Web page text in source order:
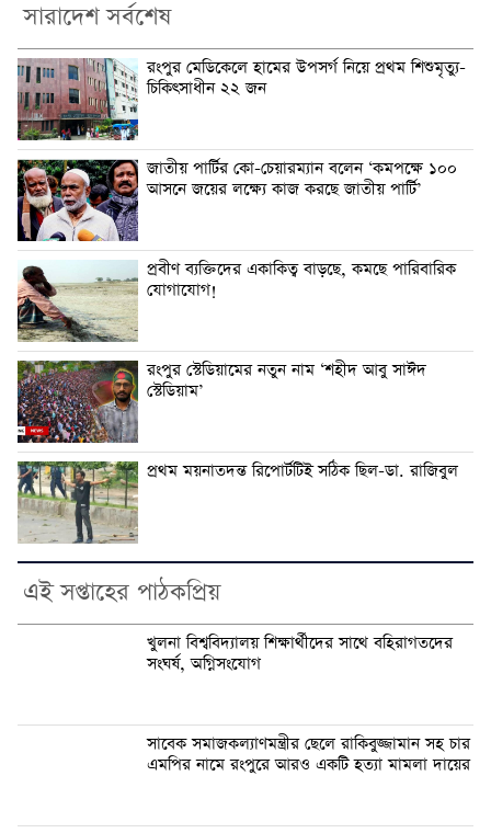
সারাদেশ সর্বশেষ
রংপুর মেডিকেলে হামের উপসর্গ নিয়ে প্রথম শিশুমৃত্যু-
চিকিৎসাধীন ২২ জন
জাতীয় পার্টির কো-চেয়ারম্যান বলেন ‘কমপক্ষে ১০০
আসনে জয়ের লক্ষ্যে কাজ করছে জাতীয় পার্টি’
প্রবীণ ব্যক্তিদের একাকিত্ব বাড়ছে, কমছে পারিবারিক
যোগাযোগ!
রংপুর স্টেডিয়ামের নতুন নাম ‘শহীদ আবু সাঈদ
স্টেডিয়াম’
প্রথম ময়নাতদন্ত রিপোর্টটিই সঠিক ছিল-ডা. রাজিবুল
এই সপ্তাহের পাঠকপ্রিয়
খুলনা বিশ্ববিদ্যালয় শিক্ষার্থীদের সাথে বহিরাগতদের
সংঘর্ষ, অগ্নিসংযোগ
সাবেক সমাজকল্যাণমন্ত্রীর ছেলে রাকিবুজ্জামান সহ চার
এমপির নামে রংপুরে আরও একটি হত্যা মামলা দায়ের